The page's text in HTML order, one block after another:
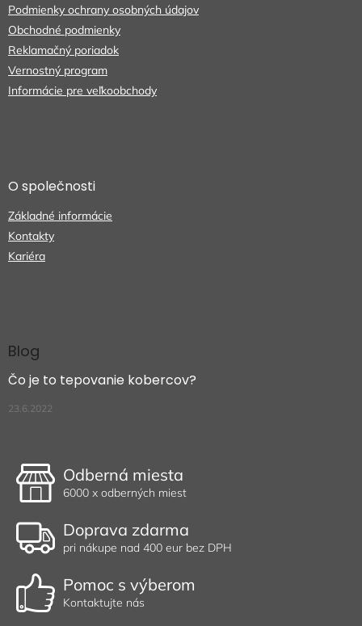
ePodmienky ochrany osobných údajov
Obchodné podmienky
Reklamačný poriadok
Vernostný program
Informácie pre veľkoobchody
O společnosti
Základné informácie
Kontakty
Kariéra
Blog
Čo je to tepovanie kobercov?
23.6.2022
Odberná miesta
6000 x odberných miest
Doprava zdarma
pri nákupe nad 400 eur bez DPH
Pomoc s výberom
Kontaktujte nás